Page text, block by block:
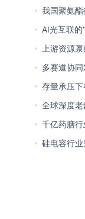
格局成型
我国聚氨
量爆发与内
AI光互联的
处于三角
上游资源
领跑全球
多赛道协
场结构将
存量承压
与多元业
全球深度
业资格制
千亿药膳
化、零食
硅电容行